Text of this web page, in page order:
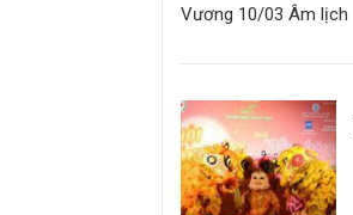
Vương 10/03 Âm lịch